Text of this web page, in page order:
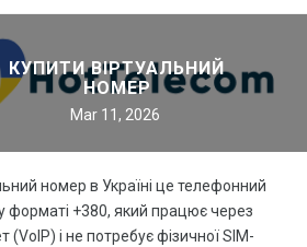
Новини
ефекти у дизайні сайтів від Інтер-Біз
Інтер-Біз – франшиза на авторські
на сайті української мови згідно
КУПИТИ ВІРТУАЛЬНИЙ
НОМЕР
Mar 11, 2026
номер в Україні це телефонний
форматі +380, який працює через
(VoIP) і не потребує фізичної SIM-